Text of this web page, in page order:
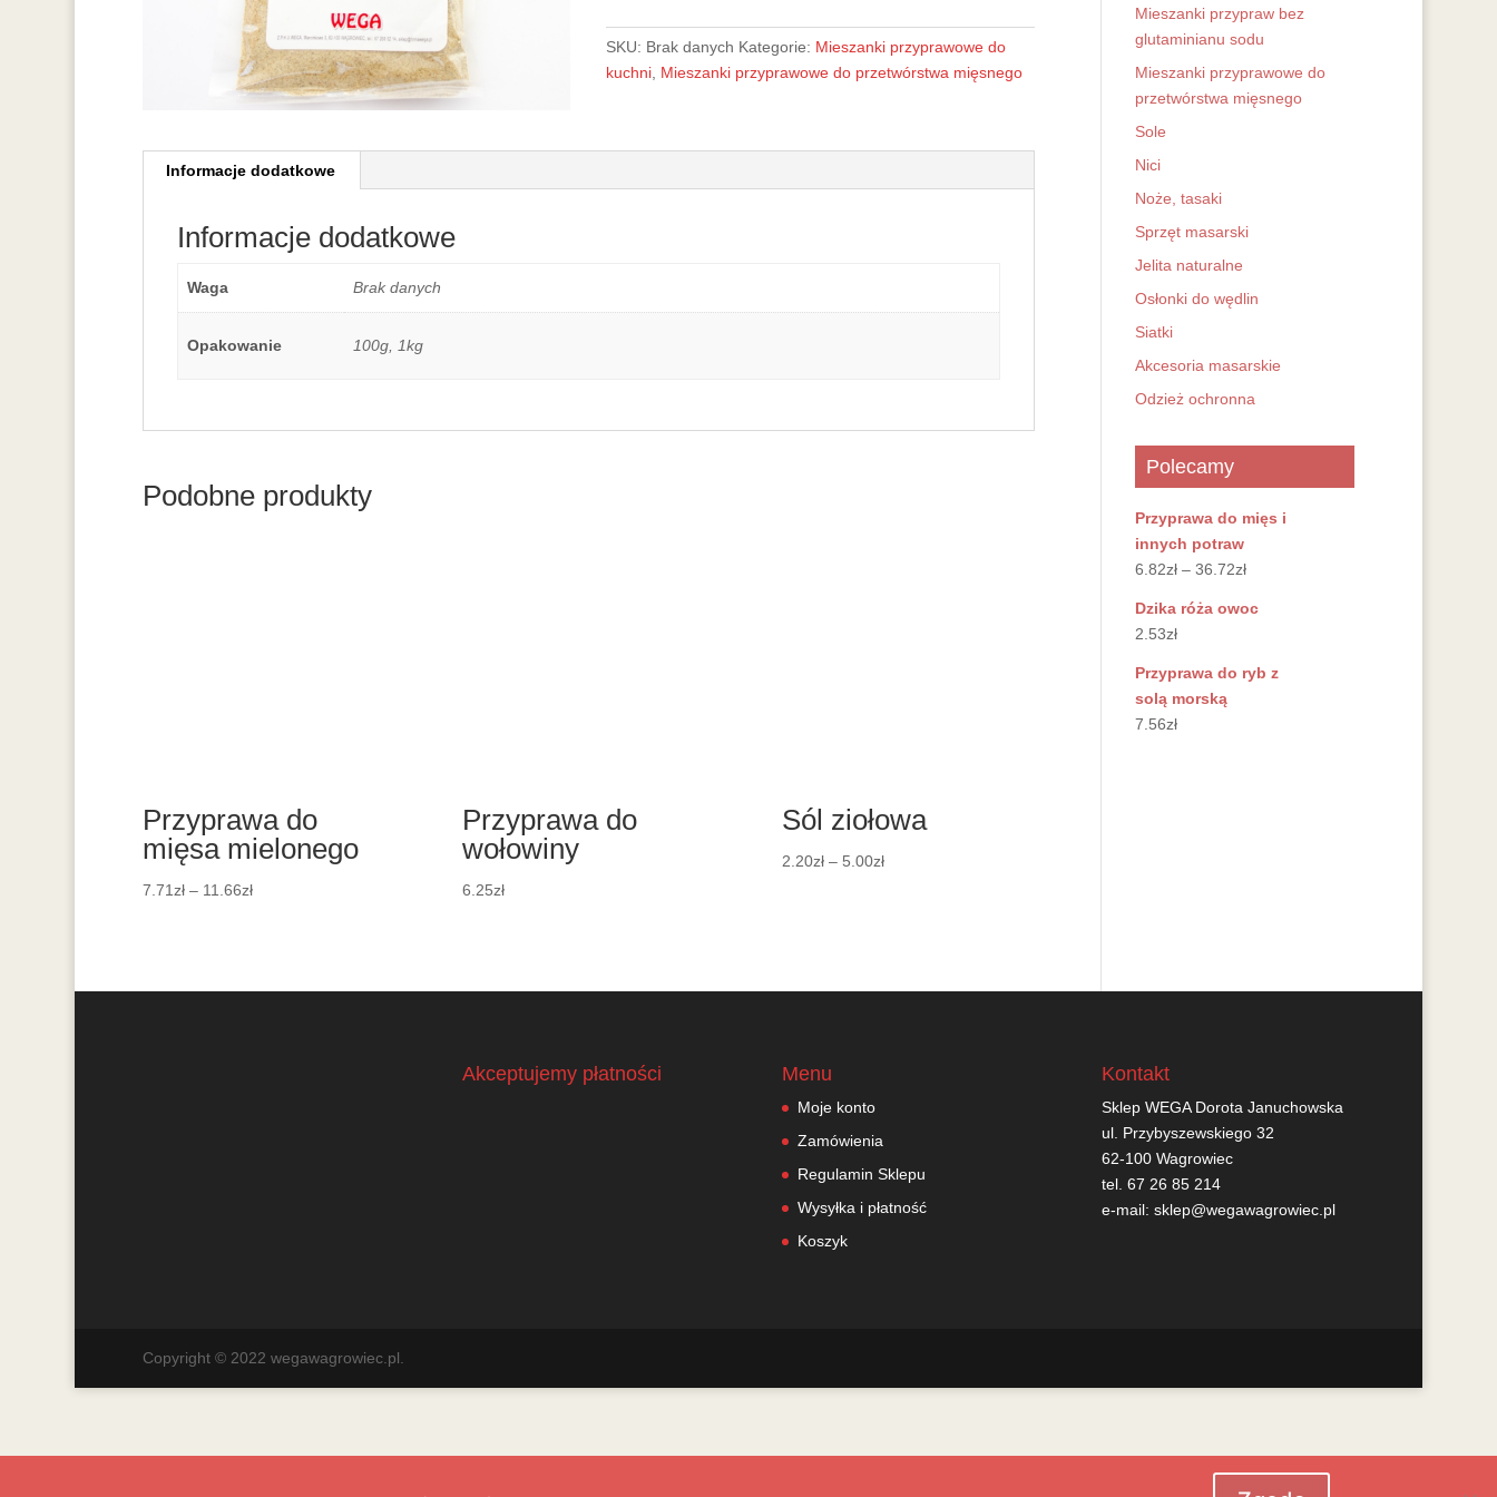
SKU: Brak danych Kategorie: Mieszanki przyprawowe do
kuchni Mieszanki przyprawowe do przetwórstwa mięsnego
Informacje dodatkowe
Informacje dodatkowe
Waga Brak danych
Opakowanie 100g, 1kg
Podobne produkty
Przyprawa do
mięsa mielonego
7.71zł– 11.66zł
Przyprawa do
wołowiny
6.25zł
Sól ziołowa
2.20zł– 5.00zł
Mieszanki przypraw bez
glutaminianu sodu
Mieszanki przyprawowe do
przetwórstwa mięsnego
Sole
Nici
Noże, tasaki
Sprzęt masarski
Jelita naturalne
Osłonki do wędlin
Siatki
Akcesoria masarskie
Odzież ochronna
Polecamy
Przyprawa do mięs i
innych potraw
6.82zł –36.72zł
Dzika róża owoc
2.53zł
Przyprawa do ryb z
solą morską
7.56zł
Akceptujemy płatności Menu
Moje konto
Zamówienia
Regulamin Sklepu
Wysyłka i płatność
Koszyk
Kontakt
Sklep WEGA Dorota Januchowska
ul. Przybyszewskiego 32
62-100 Wagrowiec
tel. 67 26 85 214
e-mail:sklep@wegawagrowiec.pl
Copyright © 2022 wegawagrowiec.pl.